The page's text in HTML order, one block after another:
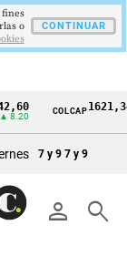
COLCAP1621,34
7 y 9 7 y 9
person search
fines
o
CONTINUAR